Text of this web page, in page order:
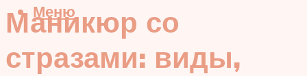
Меню
Маникюр со
стразами: виды,